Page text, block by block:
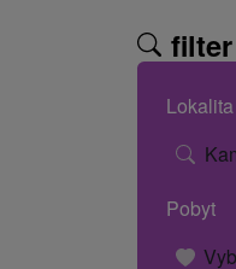
filter
Lokalita
Pobyt